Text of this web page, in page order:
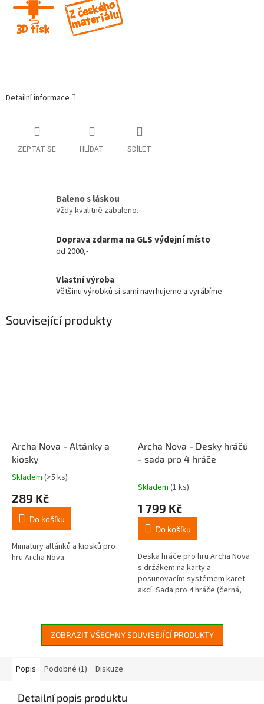
Detailní informace
ZEPTAT SE HLÍDAT SDÍLET
Baleno s láskou
Vždy kvalitně zabaleno.
Doprava zdarma na GLS výdejní místo
od 2000,-
Vlastní výroba
Většinu výrobků si sami navrhujeme a vyrábíme.
Související produkty
Archa Nova - Altánky a
kiosky
Průměrné
produktu
4,6
5
hvězdiček.
Skladem (>5 ks)
289 Kč
Do košíku
Miniatury altánků a kiosků pro
hru Archa Nova.
Archa Nova - Desky hráčů
- sada pro 4 hráče
Skladem (1 ks)
1 799 Kč
Do košíku
Deska hráče pro hru Archa Nova
s držákem na karty a
posunovacím systémem karet
akcí. Sada pro 4 hráče (černá,
ZOBRAZIT VŠECHNY SOUVISEJÍCÍ PRODUKTY
Popis Podobné (1) Diskuze
Detailní popis produktu